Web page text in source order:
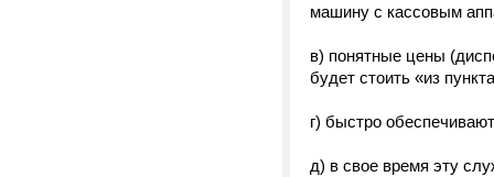
машину с кассовым
в) понятные цены
будет стоить «из
г) быстро
д) в свое время эту